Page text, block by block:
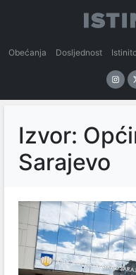
Obećanja Dosljednost
Izvor:
Sarajevo